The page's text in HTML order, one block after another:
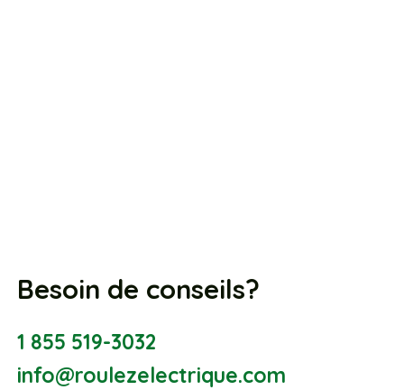
Besoin de conseils?
1 855 519-3032
info@roulezelectrique.com